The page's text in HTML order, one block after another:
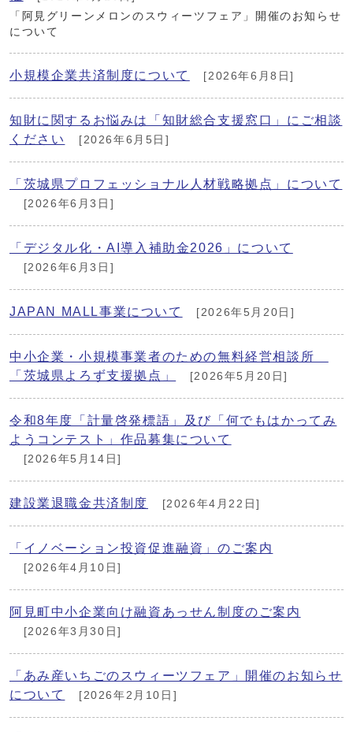
「阿見グリーンメロンのスウィーツフェア」開催のお知らせ
について
小規模企業共済制度について [2026年6月8日]
知財に関するお悩みは「知財総合支援窓口」にご相談
ください
[2026年6月5日]
「茨城県プロフェッショナル人材戦略拠点」について
[2026年6月3日]
「デジタル化・AI導入補助金2026」について
[2026年6月3日]
JAPAN MALL事業について [2026年5月20日]
中小企業・小規模事業者のための無料経営相談所
「茨城県よろず支援拠点」
[2026年5月20日]
令和8年度「計量啓発標語」及び「何でもはかってみ
ようコンテスト」作品募集について
[2026年5月14日]
建設業退職金共済制度 [2026年4月22日]
「イノベーション投資促進融資」のご案内
[2026年4月10日]
阿見町中小企業向け融資あっせん制度のご案内
[2026年3月30日]
「あみ産いちごのスウィーツフェア」開催のお知らせ
について
[2026年2月10日]